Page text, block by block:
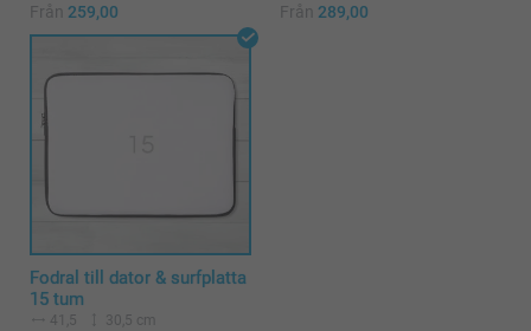
Från 259,00 Från 289,00
Fodral till dator & surfplatta
15 tum
41,5 30,5 cm